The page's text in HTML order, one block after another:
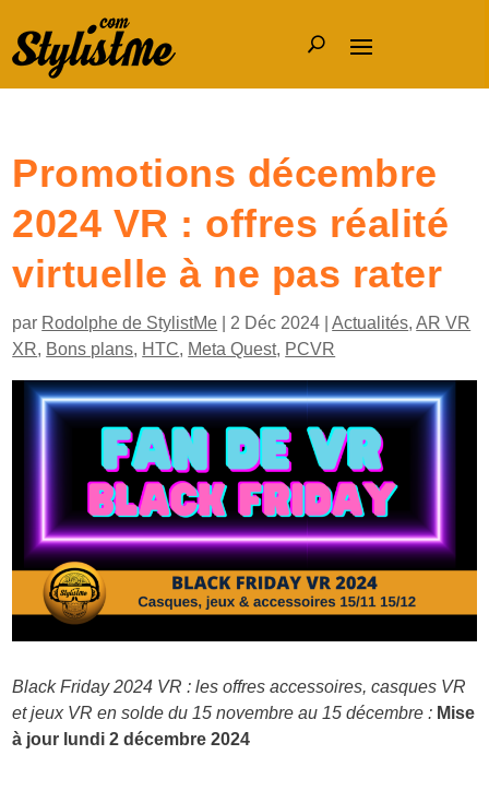
Promotions décembre
2024 VR : offres réalité
virtuelle à ne pas rater
par Rodolphe de StylistMe 2 Déc 2024 |Actualités,AR VR
XR, Bons plans, HTC, Meta Quest, PCVR
Black Friday 2024 VR : les offres accessoires, casques VR
et jeux VR en solde du 15 novembre au 15 décembre : Mise
à jour lundi 2 décembre 2024